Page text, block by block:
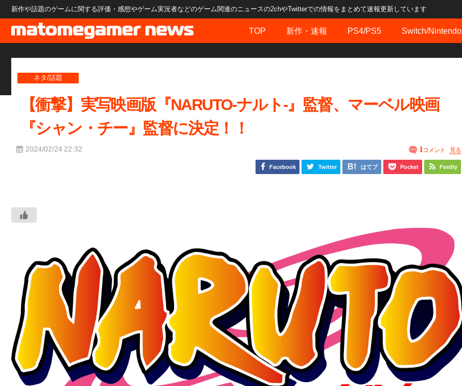
新作や話題のゲームに関する評価・感想やゲーム実況者などのゲーム関連のニュースの2chやTwitterでの情報をまとめて速報更新しています
TOP 新作・速報 PS4/PS5 Switch/Nintendo
ネタ/話題
【衝撃】実写映画版『NARUTO-ナルト-』監督、マーベル映画
『シャン・チー』監督に決定！！
2024/02/24 22:32 1コメント 見る
Facebook Twitter はてブ Pocket Feedly